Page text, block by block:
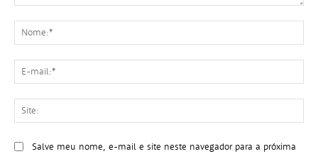
Salve meu nome, e-mail e site neste navegador para a próxima